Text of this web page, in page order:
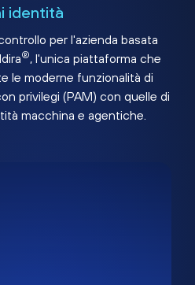
identità
per l'azienda basata
®, l'unica piattaforma che
le moderne funzionalità di
privilegi (PAM) con quelle di
macchina e agentiche.